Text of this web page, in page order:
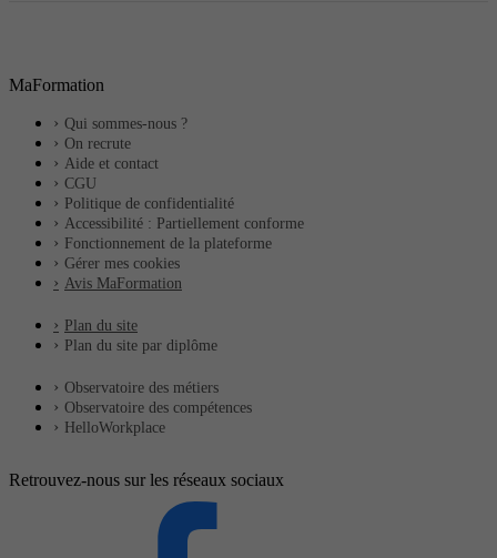
MaFormation
Qui sommes-nous ?
On recrute
Aide et contact
CGU
Politique de confidentialité
Accessibilité : Partiellement conforme
Fonctionnement de la plateforme
Gérer mes cookies
Avis MaFormation
Plan du site
Plan du site par diplôme
Observatoire des métiers
Observatoire des compétences
HelloWorkplace
Retrouvez-nous sur les réseaux sociaux